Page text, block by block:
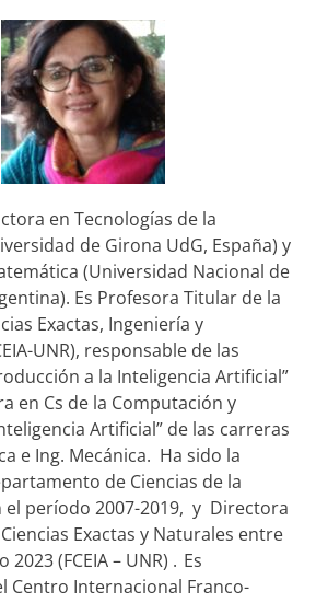
en Tecnologías de la
de Girona UdG, España) y
(Universidad Nacional de
Es Profesora Titular de la
Exactas, Ingeniería y
UNR), responsable de las
a la Inteligencia Artificial”
en Cs de la Computación y
Artificial” de las carreras
e Ing. Mecánica. Ha sido la
de Ciencias de la
el período 2007-2019, y Directora
Exactas y Naturales entre
(FCEIA – UNR) . Es
Centro Internacional Franco-